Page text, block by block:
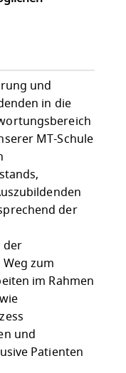
und
in die
MT-Schule
der
der
zum
im Rahmen
und
Patienten